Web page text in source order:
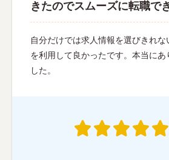
きたのでスムーズに転職で
自分だけでは求人情報を選びきれな
を利用して良かったです。本当にあ
した。